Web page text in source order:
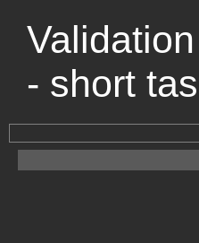
- short